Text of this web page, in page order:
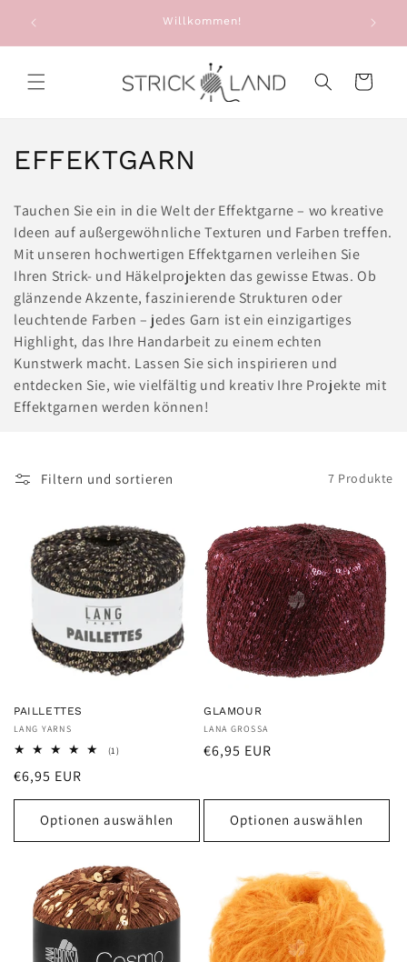
Inhalt
Willkommen! Sie
Warenkorb
K
t
e
g
o
r
i
:
EFFEKTGARN
Tauchen Sie ein in die Welt der Effektgarne – wo kreative
Ideen auf außergewöhnliche Texturen und Farben treffen.
Mit unseren hochwertigen Effektgarnen verleihen Sie
Ihren Strick- und Häkelprojekten das gewisse Etwas. Ob
glänzende Akzente, faszinierende Strukturen oder
leuchtende Farben – jedes Garn ist ein einzigartiges
Highlight, das Ihre Handarbeit zu einem echten
Kunstwerk macht. Lassen Sie sich inspirieren und
entdecken Sie, wie vielfältig und kreativ Ihre Projekte mit
Effektgarnen werden können!
Filtern und sortieren 7 Produkte
PAILLETTES
Anbieter:
LANG YARNS
(1)1
Normaler
Preis
€6,95 EUR
Optionen auswählen
GLAMOUR
Anbieter:
LANA GROSSA
Normaler
€6,95 EUR
Optionen auswählen